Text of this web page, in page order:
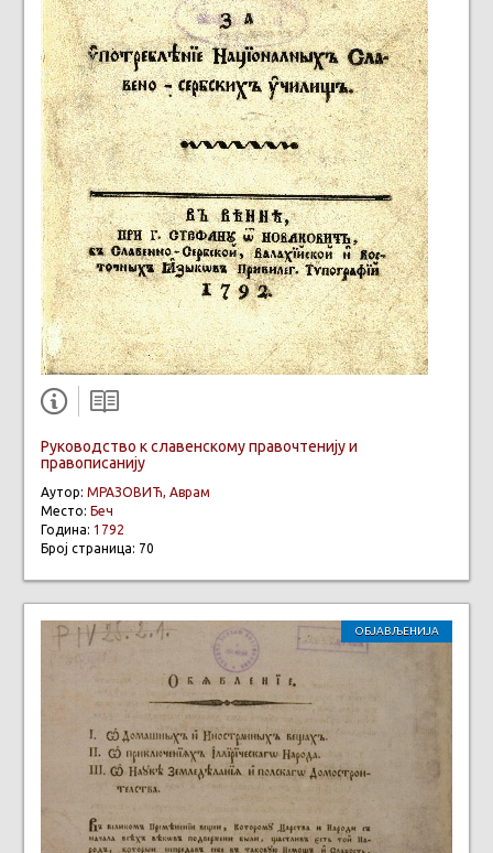
Руководство к славенскому правочтенију и
правописанију
Аутор: МРАЗОВИЋ, Аврам
Место: Беч
Година: 1792
Број страница: 70
ОБЈАВЉЕНИЈА